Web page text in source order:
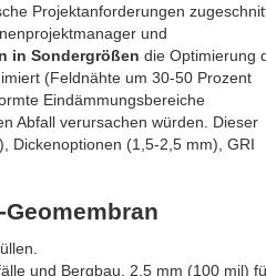
Projektanforderungen
und
in Sondergrößen die Optimierung
(Feldnähte um 30-50 Prozent
Eindämmungsbereiche
Abfall verursachen würden. Dieser
Dickenoptionen (1,5-2,5 mm), GRI
und Bergbau. 2,5 mm (100 mil)